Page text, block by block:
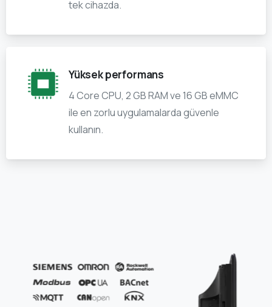
tek cihazda.
Yüksek performans
4 Core CPU, 2 GB RAM ve 16 GB eMMC
ile en zorlu uygulamalarda güvenle
kullanın.